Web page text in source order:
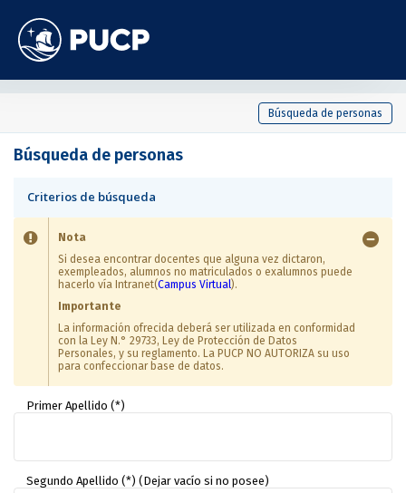
Búsqueda de personas
Búsqueda de personas
Criterios de búsqueda
Nota
Si desea encontrar docentes que alguna vez dictaron,
exempleados, alumnos no matriculados o exalumnos puede
hacerlo vía Intranet(Campus Virtual).
Importante
La información ofrecida deberá ser utilizada en conformidad
con la Ley N.° 29733, Ley de Protección de Datos
Personales, y su reglamento. La PUCP NO AUTORIZA su uso
para confeccionar base de datos.
Primer Apellido (*)
Segundo Apellido (*) (Dejar vacío si no posee)